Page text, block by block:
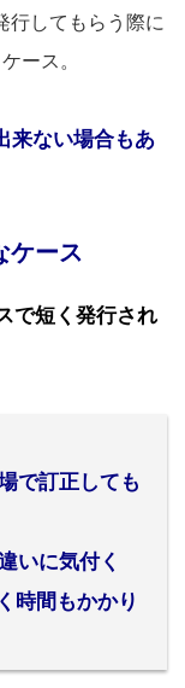
行してもらう際に
ース。
来ない場合もあ
ケース
で短く発行され
で訂正しても
いに気付く
時間もかかり